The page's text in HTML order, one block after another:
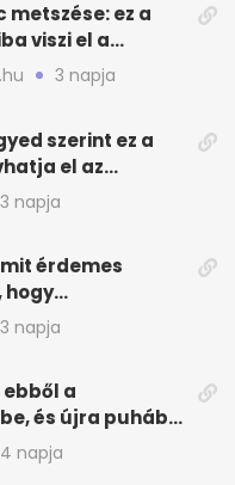
metszése: ez a
viszi el a
3 napja
szerint ez a
el az
3 napja
érdemes
hogy
tűnjön a lakás
3 napja
ebből a
és újra puhább
4 napja